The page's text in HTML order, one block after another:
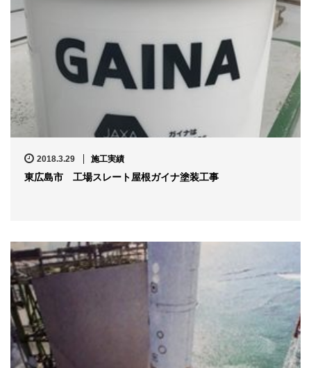
2018.3.29 施工実績
東広島市 工場スレート屋根ガイナ塗装工事